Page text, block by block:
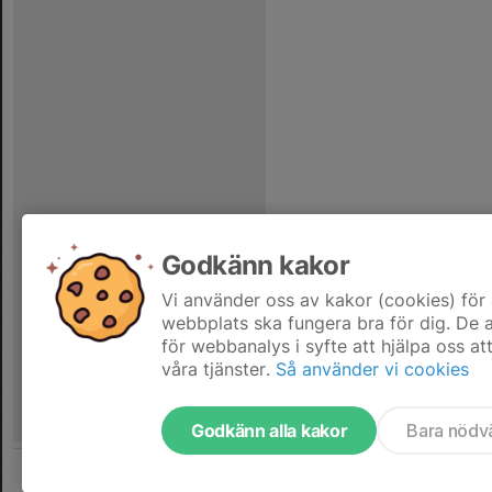
Godkänn kakor
Vi använder oss av kakor (cookies)
webbplats ska fungera bra för dig. De
för webbanalys i syfte att hjälpa oss
våra tjänster. Så använder vi cookies
Godkänn alla kakor Bara